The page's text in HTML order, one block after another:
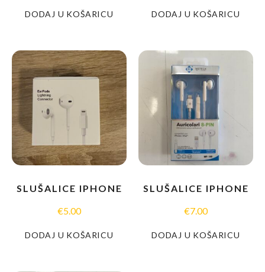
DODAJ U KOŠARICU DODAJ U KOŠARICU
SLUŠALICE IPHONE
€5.00
DODAJ U KOŠARICU
SLUŠALICE IPHONE
€7.00
DODAJ U KOŠARICU